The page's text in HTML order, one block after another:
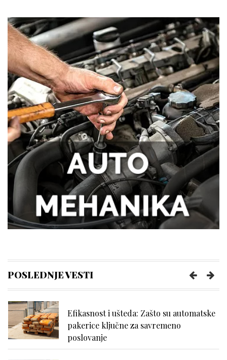
POSLEDNJE VESTI
Tegobe sa sinusima koje muškarci
najčešće trpe bez odlaska kod lekara
Kako kancelarija postaje mesto
efikasnosti i mentalne jasnoće?
Efikasnost i ušteda: Zašto su automatske
pakerice ključne za savremeno
poslovanje